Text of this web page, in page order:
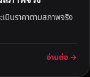
มินราคาตามสภาพจริง
อ่านต่อ →